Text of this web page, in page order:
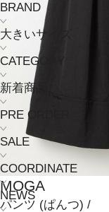
BRAND
大きいサイズ
CATEGORY
新着商品
PRE ORDER
SALE
COORDINATE
NEWS
MOGA
パンツ (ぱんつ) /